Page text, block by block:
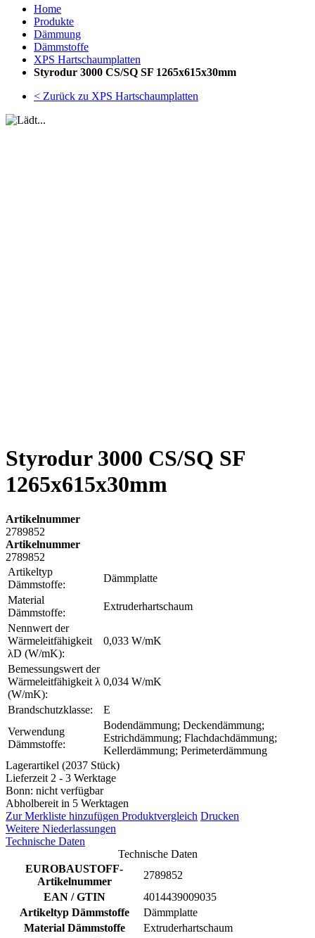
Home
Produkte
Dämmung
Dämmstoffe
XPS Hartschaumplatten
Styrodur 3000 CS/SQ SF 1265x615x30mm
< Zurück zu XPS Hartschaumplatten
Styrodur 3000 CS/SQ SF
1265x615x30mm
Artikelnummer
2789852
Artikelnummer
2789852
Artikeltyp
Dämmstoffe:
Dämmplatte
Material
Dämmstoffe:
Extruderhartschaum
Nennwert der
Wärmeleitfähigkeit
λD (W/mK):
0,033 W/mK
Bemessungswert der
Wärmeleitfähigkeit λ
(W/mK):
0,034 W/mK
Brandschutzklasse:
E
Verwendung
Dämmstoffe:
Bodendämmung; Deckendämmung;
Estrichdämmung; Flachdachdämmung;
Kellerdämmung; Perimeterdämmung
Lagerartikel (2037 Stück)
Lieferzeit 2 - 3 Werktage
Bonn: nicht verfügbar
Abholbereit in 5 Werktagen
Zur Merkliste hinzufügen Produktvergleich Drucken
Weitere Niederlassungen
Technische Daten
Technische Daten
EUROBAUSTOFF-
Artikelnummer
2789852
EAN / GTIN
4014439009035
Artikeltyp Dämmstoffe
Dämmplatte
Material Dämmstoffe
Extruderhartschaum